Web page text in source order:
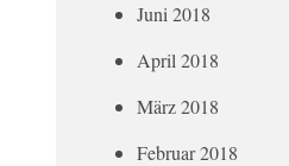
Juni 2018
April 2018
März 2018
Februar 2018